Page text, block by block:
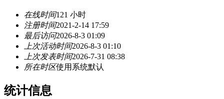
在线时间121 小时
注册时间2021-2-14 17:59
最后访问2026-8-3 01:09
上次活动时间2026-8-3 01:10
上次发表时间2026-7-31 08:38
所在时区使用系统默认
统计信息